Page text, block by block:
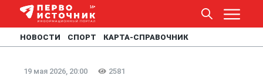
НОВОСТИ СПОРТ КАРТА-СПРАВОЧНИК
19 мая 2026, 20:00 2581